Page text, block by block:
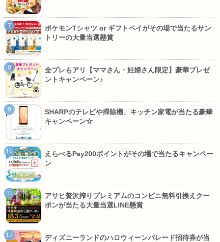
ポケモンTシャツ or ギフトペイがその場で当たるサン
トリーの大量当選懸賞
全プレもアリ【ママさん・妊婦さん限定】豪華プレゼ
ントキャンペーン♪
SHARPのテレビや掃除機、キッチン家電が当たる豪華
キャンペーン☆
えらべるPay200ポイントがその場で当たるキャンペー
ン
アサヒ贅沢搾りプレミアムのコンビニ無料引換えクー
ポンが当たる大量当選LINE懸賞
ディズニーランドのハロウィーンパレード招待券が当